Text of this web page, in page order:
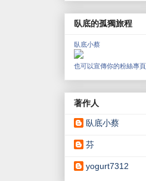
臥底的孤獨旅程
臥底小蔡
也可以宣傳你的粉絲專頁
著作人
臥底小蔡
芬
yogurt7312